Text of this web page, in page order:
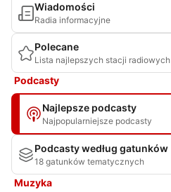
Wiadomości
Radia informacyjne
Polecane
Lista najlepszych stacji radiowych
Podcasty
Najlepsze podcasty
Najpopularniejsze podcasty
Podcasty według gatunków
18 gatunków tematycznych
Muzyka